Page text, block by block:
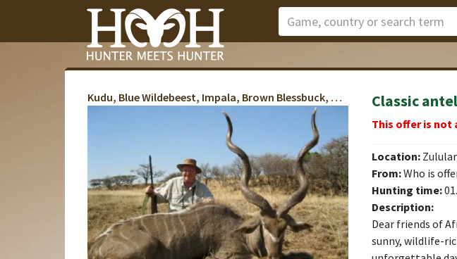
Kudu, Blue Wildebeest, Impala, Brown Blessbuck, Warthog Classic
This offer is not
Location:
From:Who is
Hunting time:
Description:
Dear friends of
sunny, wildlife-